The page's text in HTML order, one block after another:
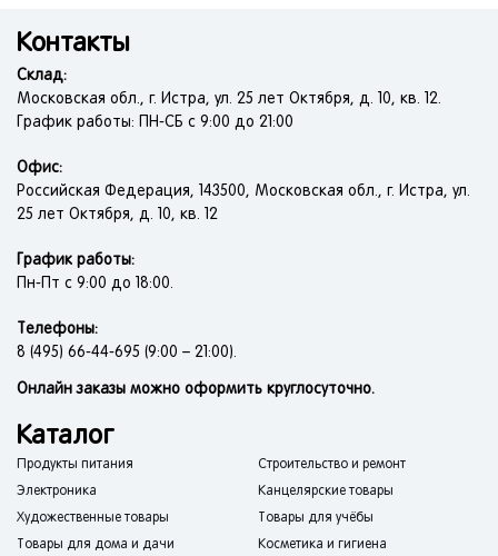
Контакты
Склад:
Московская обл., г. Истра, ул. 25 лет Октября, д. 10, кв. 12.
График работы: ПН-СБ с 9:00 до 21:00
Офис:
Российская Федерация, 143500, Московская обл., г. Истра, ул.
25 лет Октября, д. 10, кв. 12
График работы:
Пн-Пт с 9:00 до 18:00.
Телефоны:
8 (495) 66-44-695 (9:00 – 21:00).
Онлайн заказы можно оформить круглосуточно.
Каталог
Продукты питания
Строительство и ремонт
Электроника
Канцелярские товары
Художественные товары
Товары для учёбы
Товары для дома и дачи
Косметика и гигиена